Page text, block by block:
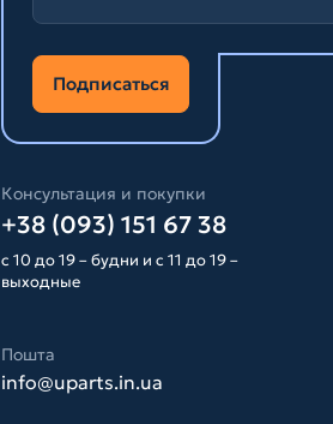
Подписаться
Консультация и покупки
+38 (093) 151 67 38
с 10 до 19 – будни и с 11 до 19 –
выходные
Пошта
info@uparts.in.ua